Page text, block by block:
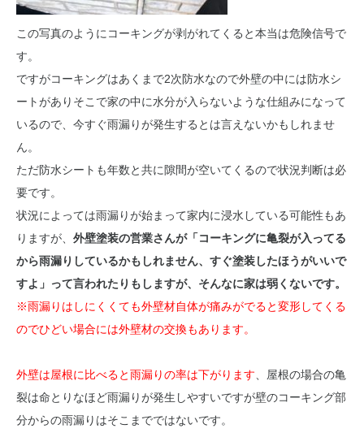
この写真のようにコーキングが剥がれてくると本当は危険信号で
す。
ですがコーキングはあくまで2次防水なので外壁の中には防水シ
ートがありそこで家の中に水分が入らないような仕組みになって
いるので、今すぐ雨漏りが発生するとは言えないかもしれませ
ん。
ただ防水シートも年数と共に隙間が空いてくるので状況判断は必
要です。
状況によっては雨漏りが始まって家内に浸水している可能性もあ
りますが、 外壁塗装の営業さんが「コーキングに亀裂が入ってる
から雨漏りしているかもしれません、すぐ塗装したほうがいいで
すよ」って言われたりもしますが、そんなに家は弱くないです。
※雨漏りはしにくくても外壁材自体が痛みがでると変形してくる
のでひどい場合には外壁材の交換もあります。
外壁は屋根に比べると雨漏りの率は下がります 、屋根の場合の亀
裂は命とりなほど雨漏りが発生しやすいですが壁のコーキング部
分からの雨漏りはそこまでではないです。